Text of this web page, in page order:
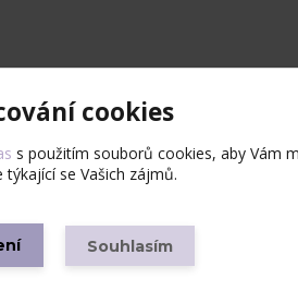
sběr cookies.
Všechna práva vyhrazena
na
cookies
s použitím souborů cookies, aby Vám
týkající se Vašich zájmů.
Souhlasím